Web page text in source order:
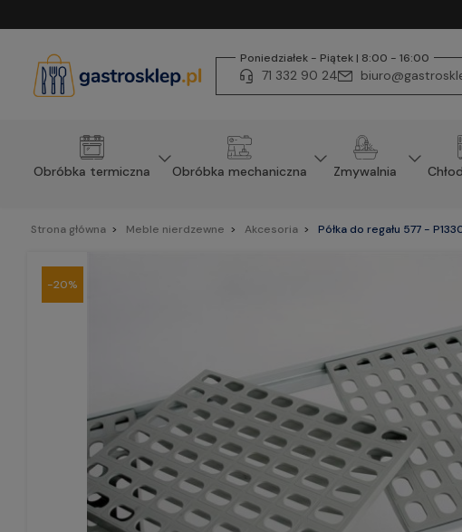
Poniedziałek - Piątek | 8:00 - 16:00
71 332 90 24
Obróbka termiczna Obróbka mechaniczna Zmywalnia
Strona główna Meble nierdzewne Akcesoria Półka do regału 577 -
-20%